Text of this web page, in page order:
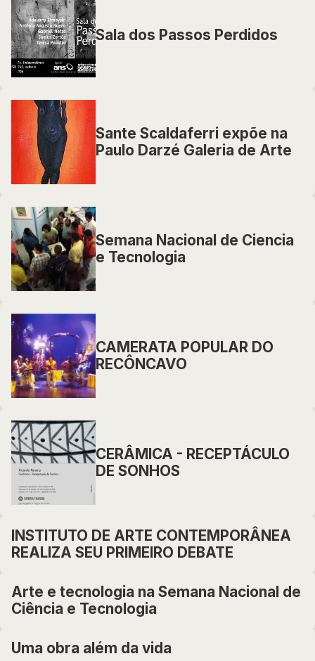
Sala dos Passos Perdidos
Sante Scaldaferri expõe na
Paulo Darzé Galeria de Arte
Semana Nacional de Ciencia
e Tecnologia
CAMERATA POPULAR DO
RECÔNCAVO
CERÂMICA - RECEPTÁCULO
DE SONHOS
INSTITUTO DE ARTE CONTEMPORÂNEA
REALIZA SEU PRIMEIRO DEBATE
Arte e tecnologia na Semana Nacional de
Ciência e Tecnologia
Uma obra além da vida